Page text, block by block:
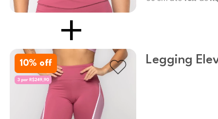
10% off Legging